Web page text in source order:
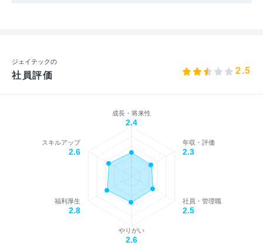
ジェイテックの
社員評価 2.5
成長・将来性
2.4
年収・評価
2.3
社員・管理職
2.5
やりがい
2.6
福利厚生
2.8
スキルアップ
2.6